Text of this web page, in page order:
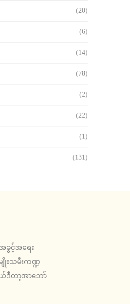
(20)
(6)
(14)
(78)
(2)
(22)
(1)
(131)
ခွင့်အရေး
ျိုးသမီးကဏ္ဍ
ဒီတာ့အာဘော်